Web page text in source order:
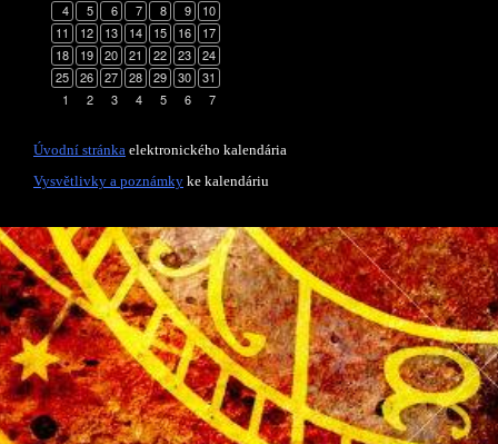
4
5 6 7 8 9
10
11
12 13 14 15 16
17
18
19 20 21 22 23
24
25
26 27 28 29 30
31
1
2 3 4 5 6 7
Úvodní stránka elektronického kalendária
Vysvětlivky a poznámky ke kalendáriu